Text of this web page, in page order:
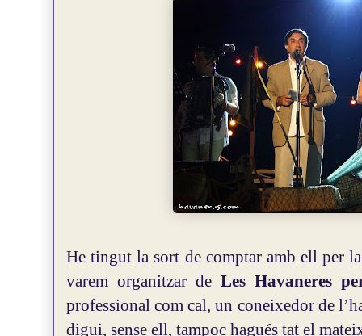
He tingut la sort de comptar amb ell per
varem organitzar de Les Havaneres
professional com cal, un coneixedor de
digui, sense ell, tampoc hagués tat el